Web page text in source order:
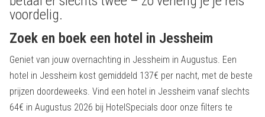
voordelig.
Zoek en boek een hotel in Jessheim
Geniet van jouw overnachting in Jessheim in Augustus. Een
hotel in Jessheim kost gemiddeld 137€ per nacht, met de beste
prijzen doordeweeks. Vind een hotel in Jessheim vanaf slechts
64€ in Augustus 2026 bij HotelSpecials door onze filters te